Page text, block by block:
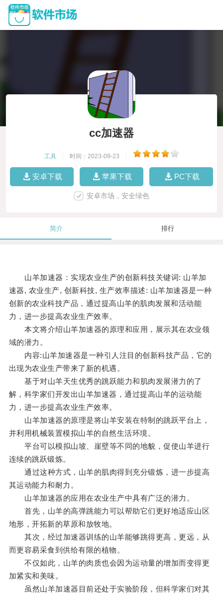
cc加速器
工具 时间：2023-09-23
安卓下载 苹果下载 PC下载
安卓市场，安全绿色
简介 排行
山羊加速器：实现农业生产的创新科技关键词: 山羊加
速器, 农业生产, 创新科技, 生产效率描述: 山羊加速器是一种
创新的农业科技产品，通过提高山羊的肌肉发展和活动能
力，进一步提高农业生产效率。
本文将介绍山羊加速器的原理和应用，展示其在农业领
域的潜力。
内容:山羊加速器是一种引人注目的创新科技产品，它的
出现为农业生产带来了新的机遇。
基于对山羊天生优秀的跳跃能力和肌肉发展潜力的了
解，科学家们开发出山羊加速器，通过提高山羊的运动能
力，进一步提高农业生产效率。
山羊加速器的原理是将山羊安装在特制的跳跃平台上，
并利用机械装置模拟山羊的自然生活环境。
平台可以模拟山坡、崖壁等不同的地貌，促使山羊进行
连续的跳跃锻炼。
通过这种方式，山羊的肌肉得到充分锻炼，进一步提高
其运动能力和耐力。
山羊加速器的应用在农业生产中具有广泛的潜力。
首先，山羊的高弹跳能力可以帮助它们更好地适应山区
地形，开拓新的草原和放牧地。
其次，经过加速器训练的山羊能够跳得更高，更远，从
而更容易采食到供给有限的植物。
不仅如此，山羊的肉质也会因为运动量的增加而变得更
加紧实和美味。
虽然山羊加速器目前还处于实验阶段，但科学家们对其